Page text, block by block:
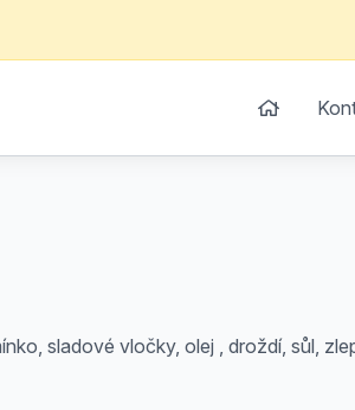
sladové vločky, olej , droždí, sůl,